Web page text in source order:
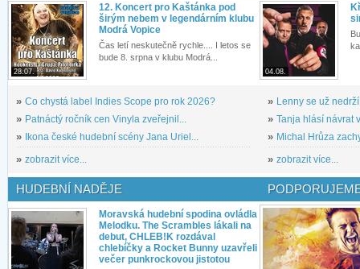
28.07.
12. Koncert pro Kaštánka pod
širým nebem v legendárním klubu
Modrá Vopice
Čas letí neskutečně rychle.... I letos se
bude 8. srpna v klubu Modrá...
» Co chystá label Indies Scope pro rok 2026?
» Patnáctý ročník cen Vinyla zveřejnil...
»
Ikona české hudební scény Jana Uriel...
» zobrazit více...
04.08.
» Lenny se už
» Tanja hlásí návrat
» Michal Hrůza
» zobrazit více...
HUDEBNÍ NADĚJE
Moravská hudební spodina ovládla
Melodku. The Scrambles lákali na
debut, CHLEB!K rozdával
chlebíčky a Rocket Bunny uzavřeli
večer punkrockovou jistotou